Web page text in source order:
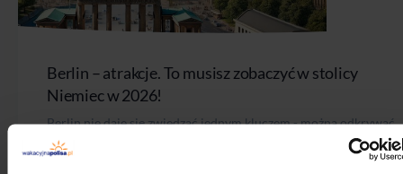
Berlin – atrakcje. To musisz zobaczyć w stolicy
Niemiec w 2026!
Berlin nie daje się zwiedzać jednym kluczem - można odkrywać
go przez historię Muru Berlińskiego i Checkpoint Charlie, przez
monumentalne zabytki wokół Bramy Brandenburskiej i...